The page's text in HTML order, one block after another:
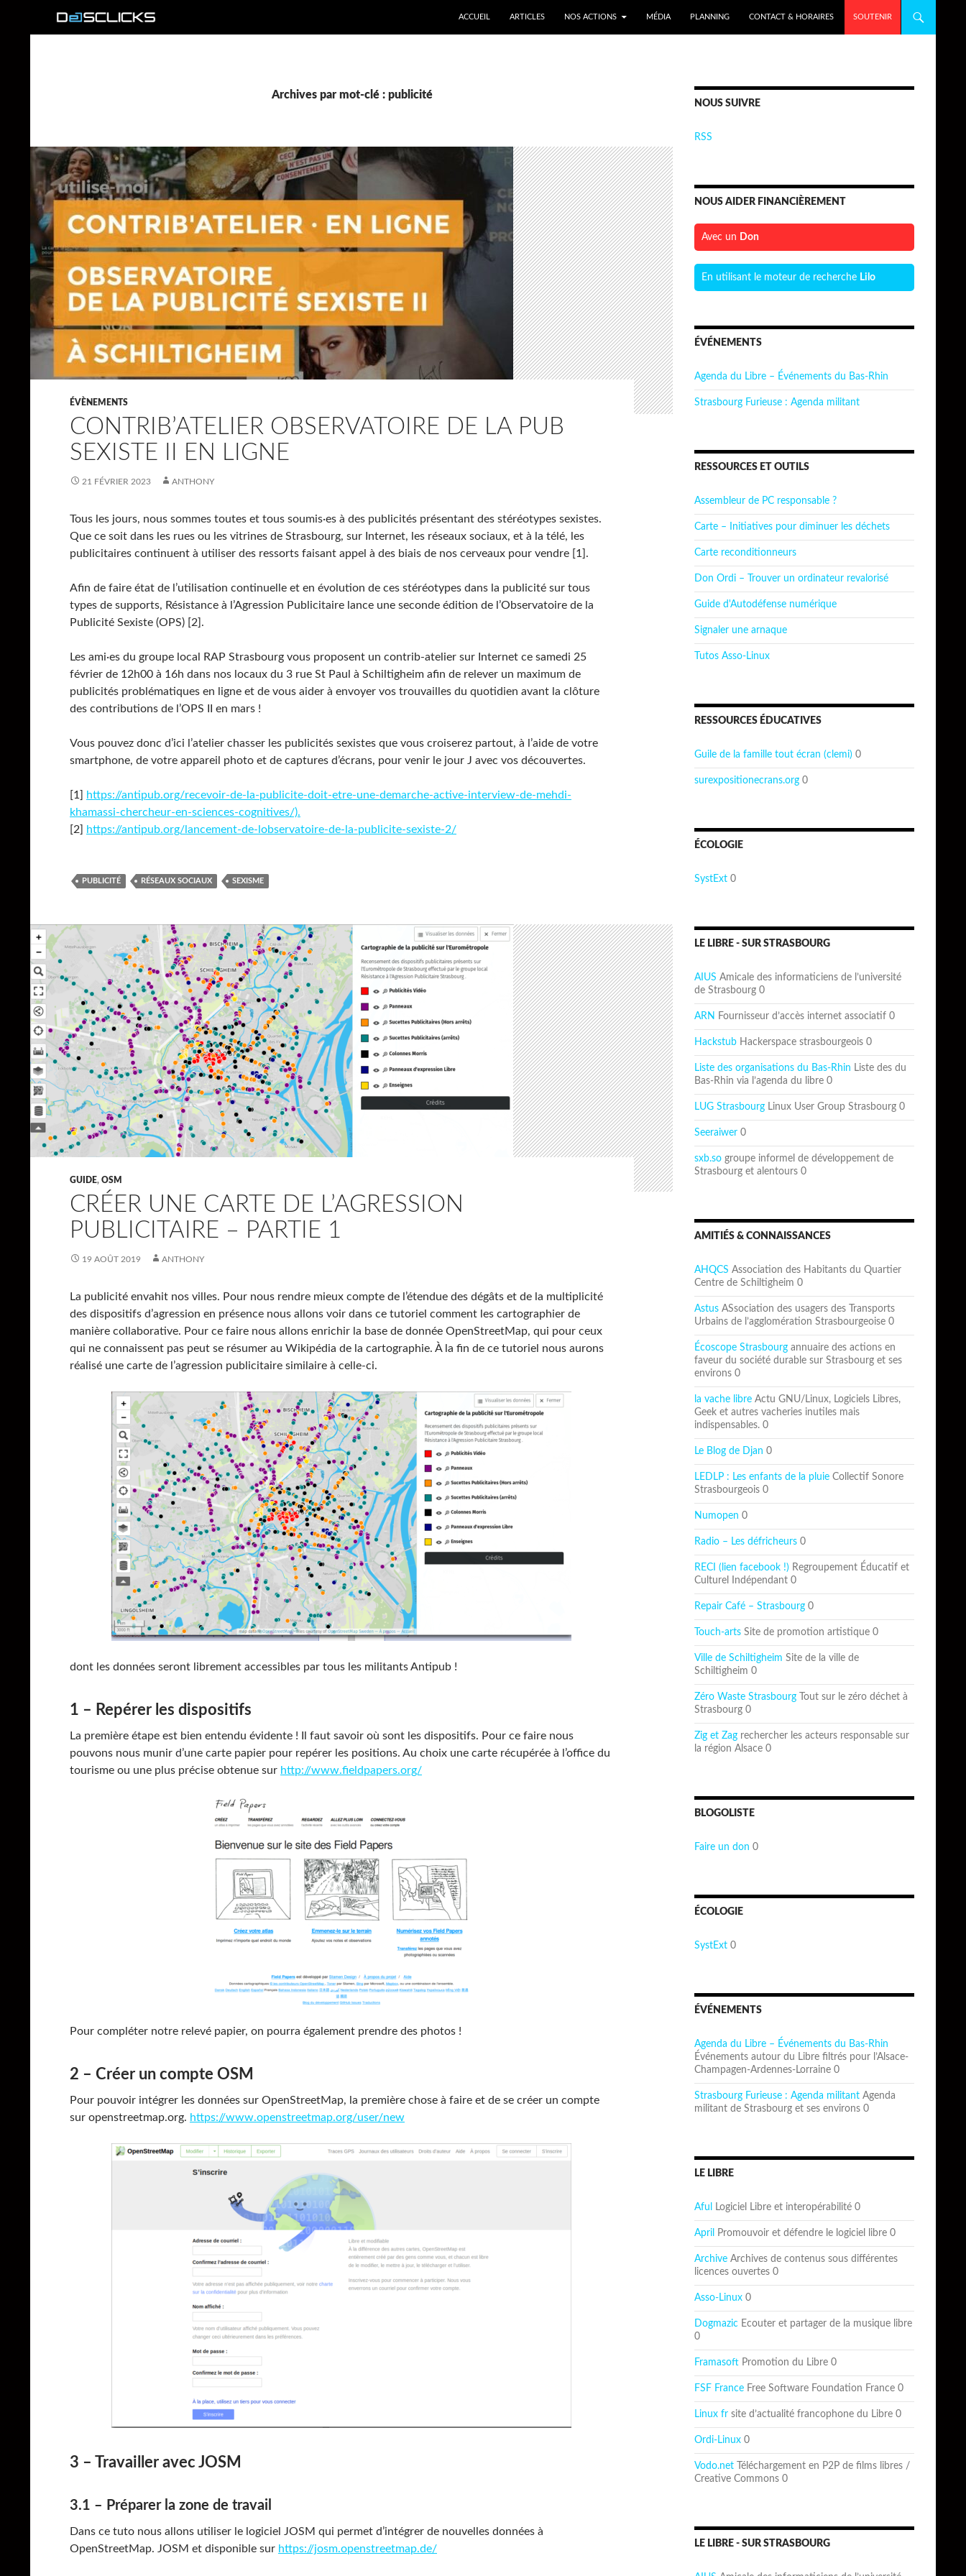
ACCUEIL
ARTICLES NOS ACTIONS MÉDIA PLANNING CONTACT & HORAIRES SOUTENIR
Archives par mot-clé : publicité
ÉVÈNEMENTS
CONTRIB’ATELIER OBSERVATOIRE DE LA PUB
SEXISTE II EN LIGNE
21 FÉVRIER 2023 ANTHONY
Tous les jours, nous sommes toutes et tous soumis·es à des publicités présentant des stéréotypes sexistes.
Que ce soit dans les rues ou les vitrines de Strasbourg, sur Internet, les réseaux sociaux, et à la télé, les
publicitaires continuent à utiliser des ressorts faisant appel à des biais de nos cerveaux pour vendre [1].
Afin de faire état de l’utilisation continuelle et en évolution de ces stéréotypes dans la publicité sur tous
types de supports, Résistance à l’Agression Publicitaire lance une seconde édition de l’Observatoire de la
Publicité Sexiste (OPS) [2].
Les ami·es du groupe local RAP Strasbourg vous proposent un contrib-atelier sur Internet ce samedi 25
février de 12h00 à 16h dans nos locaux du 3 rue St Paul à Schiltigheim afin de relever un maximum de
publicités problématiques en ligne et de vous aider à envoyer vos trouvailles du quotidien avant la clôture
des contributions de l’OPS II en mars !
Vous pouvez donc d’ici l’atelier chasser les publicités sexistes que vous croiserez partout, à l’aide de votre
smartphone, de votre appareil photo et de captures d’écrans, pour venir le jour J avec vos découvertes.
[1] https://antipub.org/recevoir-de-la-publicite-doit-etre-une-demarche-active-interview-de-mehdi-
khamassi-chercheur-en-sciences-cognitives/).
[2] https://antipub.org/lancement-de-lobservatoire-de-la-publicite-sexiste-2/
PUBLICITÉ RÉSEAUX SOCIAUX SEXISME
GUIDE, OSM
CRÉER UNE CARTE DE L’AGRESSION
PUBLICITAIRE – PARTIE 1
19 AOÛT 2019 ANTHONY
La publicité envahit nos villes. Pour nous rendre mieux compte de l’étendue des dégâts et de la multiplicité
des dispositifs d’agression en présence nous allons voir dans ce tutoriel comment les cartographier de
manière collaborative. Pour ce faire nous allons enrichir la base de donnée OpenStreetMap, qui pour ceux
qui ne connaissent pas peut se résumer au Wikipédia de la cartographie. À la fin de ce tutoriel nous aurons
réalisé une carte de l’agression publicitaire similaire à celle-ci.
dont les données seront librement accessibles par tous les militants Antipub !
1 – Repérer les dispositifs
La première étape est bien entendu évidente ! Il faut savoir où sont les dispositifs. Pour ce faire nous
pouvons nous munir d’une carte papier pour repérer les positions. Au choix une carte récupérée à l’office du
tourisme ou une plus précise obtenue sur http://www.fieldpapers.org/
Pour compléter notre relevé papier, on pourra également prendre des photos !
2 – Créer un compte OSM
Pour pouvoir intégrer les données sur OpenStreetMap, la première chose à faire et de se créer un compte
sur openstreetmap.org. https://www.openstreetmap.org/user/new
3 – Travailler avec JOSM
3.1 – Préparer la zone de travail
Dans ce tuto nous allons utiliser le logiciel JOSM qui permet d’intégrer de nouvelles données à
OpenStreetMap. JOSM et disponible sur https://josm.openstreetmap.de/
NOUS SUIVRE
RSS
NOUS AIDER FINANCIÈREMENT
Avec un Don
En utilisant le moteur de recherche Lilo
ÉVÉNEMENTS
Agenda du Libre – Événements du Bas-Rhin
Strasbourg Furieuse : Agenda militant
RESSOURCES ET OUTILS
Assembleur de PC responsable ?
Carte – Initiatives pour diminuer les déchets
Carte reconditionneurs
Don Ordi – Trouver un ordinateur revalorisé
Guide d'Autodéfense numérique
Signaler une arnaque
Tutos Asso-Linux
RESSOURCES ÉDUCATIVES
Guile de la famille tout écran (clemi) 0
surexpositionecrans.org 0
ÉCOLOGIE
SystExt 0
LE LIBRE - SUR STRASBOURG
AIUS Amicale des informaticiens de l’université
de Strasbourg 0
ARN Fournisseur d’accès internet associatif 0
Hackstub Hackerspace strasbourgeois 0
Liste des organisations du Bas-Rhin Liste des du
Bas-Rhin via l’agenda du libre 0
LUG Strasbourg Linux User Group Strasbourg 0
Seeraiwer 0
sxb.so groupe informel de développement de
Strasbourg et alentours 0
AMITIÉS & CONNAISSANCES
AHQCS Association des Habitants du Quartier
Centre de Schiltigheim 0
Astus ASsociation des usagers des Transports
Urbains de l’agglomération Strasbourgeoise 0
Écoscope Strasbourg annuaire des actions en
faveur du société durable sur Strasbourg et ses
environs 0
la vache libre Actu GNU/Linux, Logiciels Libres,
Geek et autres vacheries inutiles mais
indispensables. 0
Le Blog de Djan 0
LEDLP : Les enfants de la pluie Collectif Sonore
Strasbourgeois 0
Numopen 0
Radio – Les défricheurs 0
RECI (lien facebook !) Regroupement Éducatif et
Culturel Indépendant 0
Repair Café – Strasbourg 0
Touch-arts Site de promotion artistique 0
Ville de Schiltigheim Site de la ville de
Schiltigheim 0
Zéro Waste Strasbourg Tout sur le zéro déchet à
Strasbourg 0
Zig et Zag rechercher les acteurs responsable sur
la région Alsace 0
BLOGOLISTE
Faire un don 0
ÉCOLOGIE
SystExt 0
ÉVÉNEMENTS
Agenda du Libre – Événements du Bas-Rhin
Événements autour du Libre filtrés pour l’Alsace-
Champagen-Ardennes-Lorraine 0
Strasbourg Furieuse : Agenda militant Agenda
militant de Strasbourg et ses environs 0
LE LIBRE
Aful Logiciel Libre et interopérabilité 0
April Promouvoir et défendre le logiciel libre 0
Archive Archives de contenus sous différentes
licences ouvertes 0
Asso-Linux 0
Dogmazic Ecouter et partager de la musique libre
0
Framasoft Promotion du Libre 0
FSF France Free Software Foundation France 0
Linux fr site d’actualité francophone du Libre 0
Ordi-Linux 0
Vodo.net Téléchargement en P2P de films libres /
Creative Commons 0
LE LIBRE - SUR STRASBOURG